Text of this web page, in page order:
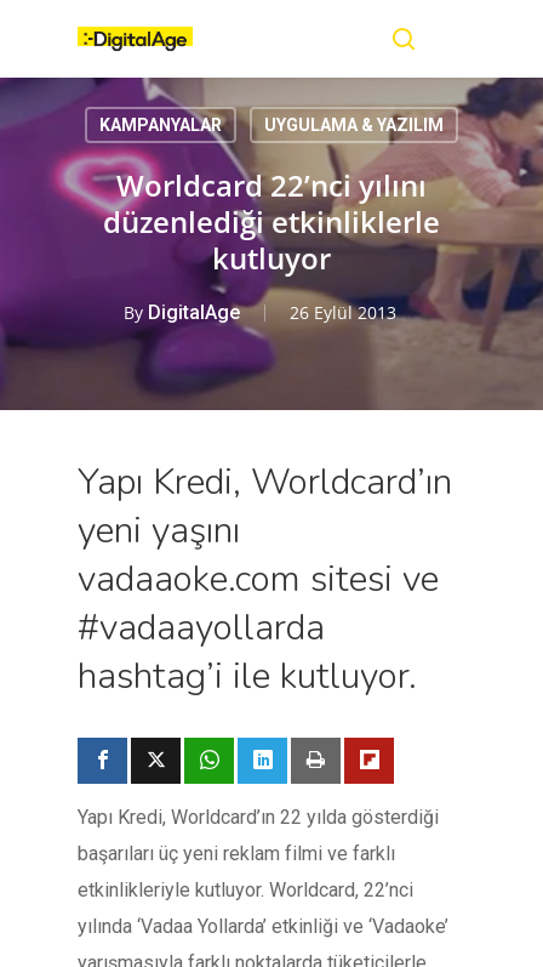
content
KAMPANYALAR UYGULAMA & YAZILIM
Worldcard 22’nci yılını
düzenlediği etkinliklerle
kutluyor
By DigitalAge 26 Eylül 2013
Yapı Kredi, Worldcard’ın
yeni yaşını
vadaaoke.com sitesi ve
#vadaayollarda
hashtag’i ile kutluyor.
Yapı Kredi, Worldcard’ın 22 yılda gösterdiği
başarıları üç yeni reklam filmi ve farklı
etkinlikleriyle kutluyor. Worldcard, 22’nci
yılında ‘Vadaa Yollarda’ etkinliği ve ‘Vadaoke’